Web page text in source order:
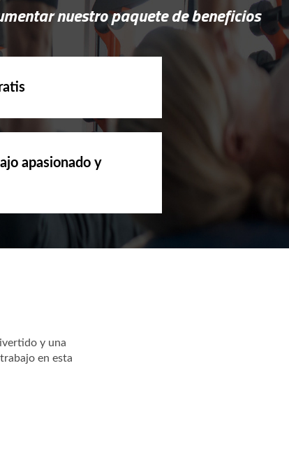
nuestro paquete de beneficios
apasionado y
y una
en esta